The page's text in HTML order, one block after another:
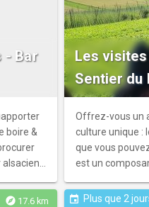
siècle
affiche
- Bar
boire &
Les
Sentier du
Offrez-vous un
culture unique :
que vous
est un
manquez pas
explore 17.6 km event Plus que 2